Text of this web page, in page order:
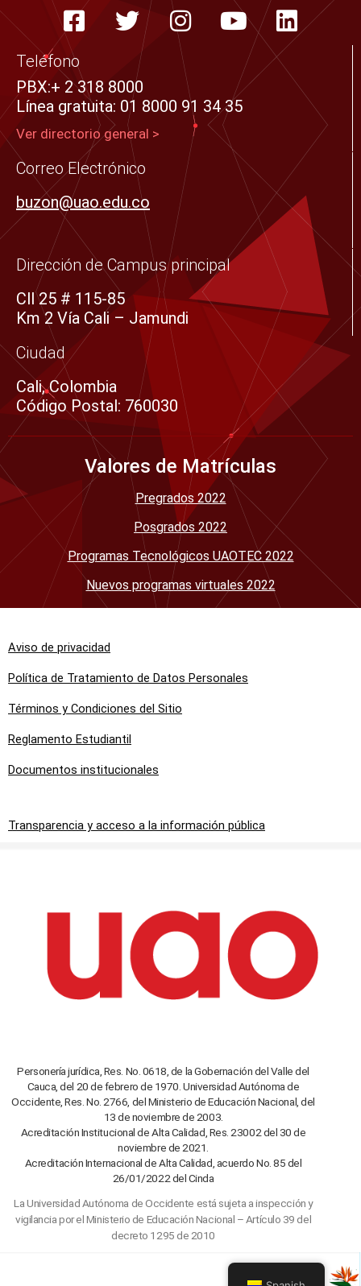
F
a
c
e
b
o
o
k
-
s
q
a
r
e
T
w
t
t
e
r
I
n
s
t
a
g
r
a
m
Y
o
u
t
u
e
L
i
n
k
n
Teléfono
PBX:+ 2 318 8000
Línea gratuita: 01 8000 91 34 35​
Ver directorio general >
Correo Electrónico
buzon@uao.edu.co
Dirección de Campus principal
Cll 25 # 115-85
Km 2 Vía Cali – Jamundi
Ciudad
Cali, Colombia
Código Postal: 760030
Valores de Matrículas
Pregrados 2022
Posgrados 2022
Programas Tecnológicos UAOTEC 2022
Nuevos programas virtuales 2022
Aviso de privacidad
Política de Tratamiento de Datos Personales
Términos y Condiciones del Sitio
Reglamento Estudiantil
Documentos institucionales
Transparencia y acceso a la información pública
Personería jurídica, Res. No. 0618, de la Gobernación del Valle del
Cauca, del 20 de febrero de 1970. Universidad Autónoma de
Occidente, Res. No. 2766, del Ministerio de Educación Nacional, del
13 de noviembre de 2003.
Acreditación Institucional de Alta Calidad, Res. 23002 del 30 de
noviembre de 2021.
Acreditación Internacional de Alta Calidad, acuerdo No. 85 del
26/01/2022 del Cinda
La Universidad Autónoma de Occidente está sujeta a inspección y
vigilancia por el Ministerio de Educación Nacional – Artículo 39 del
decreto 1295 de 2010